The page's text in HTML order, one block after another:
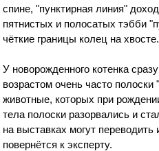
спине, "пунктирная линия"
пятнистых и полосатых тэбби
чёткие границы колец на
У новорожденного котенка
возрастом очень часто
животные, которых при
тела полоски разорвались и
на выставках могут переводить
повернётся к эксперту.